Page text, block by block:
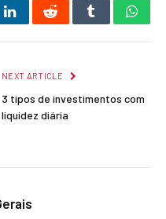
LinkedInRedditTumblr
NEXT ARTICLE
3 tipos de investimentos com
liquidez diária